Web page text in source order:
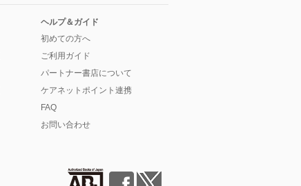
ヘルプ＆ガイド
初めての方へ
ご利用ガイド
パートナー書店について
ケアネットポイント連携
FAQ
お問い合わせ